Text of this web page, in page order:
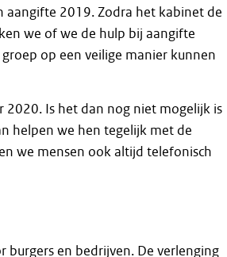
aangifte 2019. Zodra het kabinet de
we of we de hulp bij aangifte
op een veilige manier kunnen
Is het dan nog niet mogelijk is
helpen we hen tegelijk met de
we mensen ook altijd telefonisch
burgers en bedrijven. De verlenging